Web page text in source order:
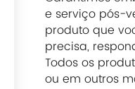
e serviço pós-
produto que
precisa,
Todos os
ou em outros